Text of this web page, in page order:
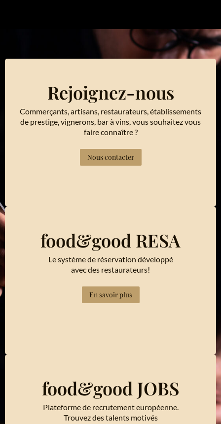
Rejoignez-nous
Commerçants, artisans, restaurateurs, établissements
de prestige, vignerons, bar à vins, vous souhaitez vous
faire connaître ?
Nous contacter
food&good RESA
Le système de réservation développé
avec des restaurateurs!
En savoir plus
food&good JOBS
Plateforme de recrutement européenne.
Trouvez des talents motivés